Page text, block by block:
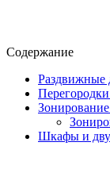
Содержание
Раздвижные
Шкафы и